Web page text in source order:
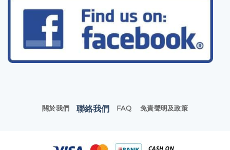
關於我們 聯絡我們 FAQ 免責聲明及政策